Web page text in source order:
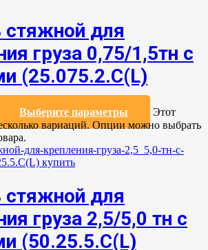
стяжной для
груза 0,75/1,5тн с
(25.075.2.C(L)
Выберите параметры
Этот
вариаций. Опции можно выбрать
стяжной для
груза 2,5/5,0 тн с
(50.25.5.C(L)